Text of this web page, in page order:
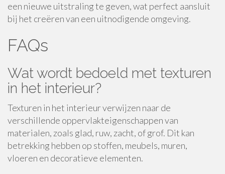
een nieuwe uitstraling te geven, wat perfect aansluit
bij het creëren van een uitnodigende omgeving.
FAQs
Wat wordt bedoeld met texturen
in het interieur?
Texturen in het interieur verwijzen naar de
verschillende oppervlakteigenschappen van
materialen, zoals glad, ruw, zacht, of grof. Dit kan
betrekking hebben op stoffen, meubels, muren,
vloeren en decoratieve elementen.